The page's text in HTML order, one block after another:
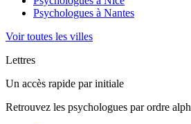
Psychologues à Nantes
Voir toutes les villes
Lettres
Un accès rapide par initiale
Retrouvez les psychologues par ordre